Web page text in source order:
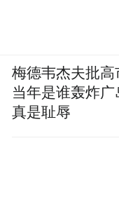
梅德韦杰夫批高
当年是谁轰炸广
真是耻辱